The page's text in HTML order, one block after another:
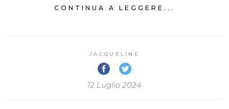
CONTINUA A LEGGERE...
JACQUELINE
12 Luglio 2024